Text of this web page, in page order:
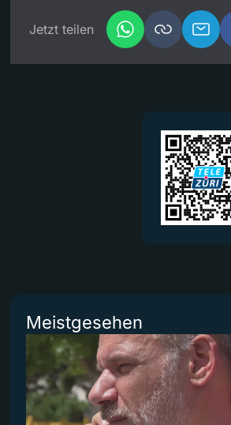
Jetzt teilen
Meistgesehen